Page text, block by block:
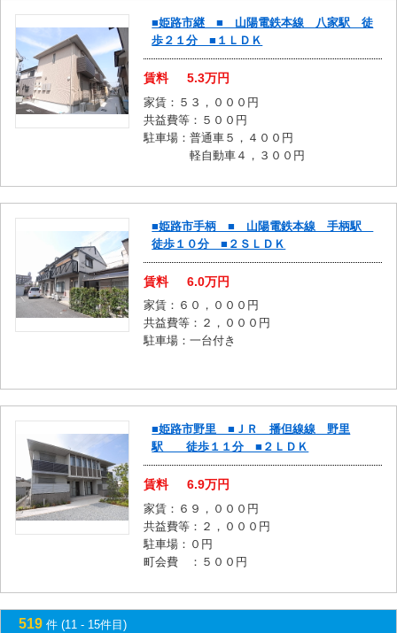
■姫路市継 ■ 山陽電鉄本線 八家駅 徒
歩２１分 ■１ＬＤＫ
賃料 5.3万円
家賃：５３，０００円
共益費等：５００円
駐車場：普通車５，４００円
軽自動車４，３００円
■姫路市手柄 ■ 山陽電鉄本線 手柄駅
徒歩１０分 ■２ＳＬＤＫ
賃料 6.0万円
家賃：６０，０００円
共益費等：２，０００円
駐車場：一台付き
■姫路市野里 ■ＪＲ 播但線線 野里
駅 徒歩１１分 ■２ＬＤＫ
賃料 6.9万円
家賃：６９，０００円
共益費等：２，０００円
駐車場：０円
町会費 ：５００円
519 件 (11 - 15件目)